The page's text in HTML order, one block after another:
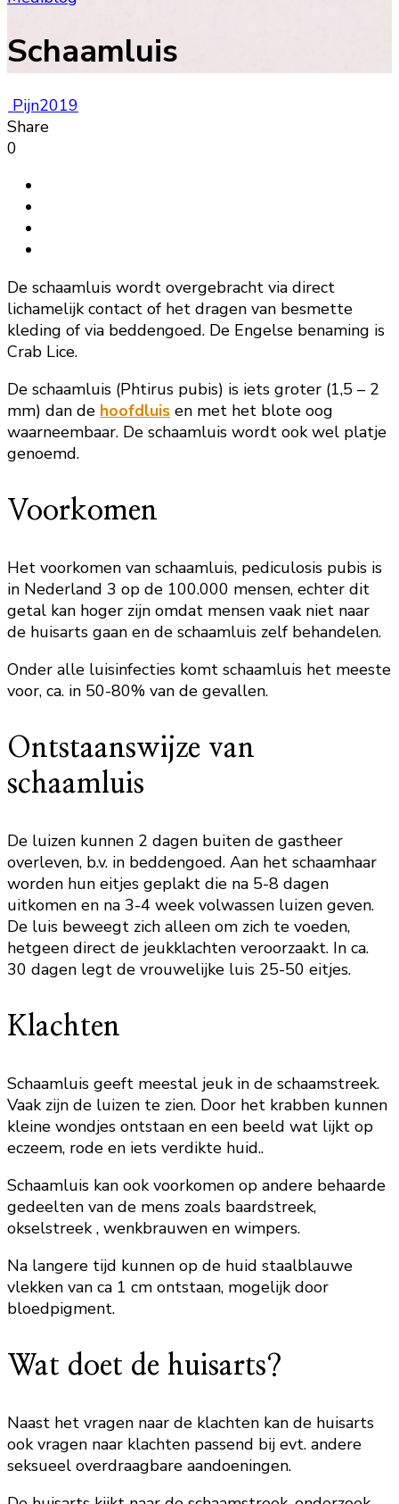
Schaamluis
Pijn2019
Share
0
De schaamluis wordt overgebracht via direct
lichamelijk contact of het dragen van besmette
kleding of via beddengoed. De Engelse benaming is
Crab Lice.
De schaamluis (Phtirus pubis) is iets groter (1,5 – 2
mm) dan de hoofdluis en met het blote oog
waarneembaar. De schaamluis wordt ook wel platje
genoemd.
Voorkomen
Het voorkomen van schaamluis, pediculosis pubis is
in Nederland 3 op de 100.000 mensen, echter dit
getal kan hoger zijn omdat mensen vaak niet naar
de huisarts gaan en de schaamluis zelf behandelen.
Onder alle luisinfecties komt schaamluis het meeste
voor, ca. in 50-80% van de gevallen.
Ontstaanswijze van
schaamluis
De luizen kunnen 2 dagen buiten de gastheer
overleven, b.v. in beddengoed. Aan het schaamhaar
worden hun eitjes geplakt die na 5-8 dagen
uitkomen en na 3-4 week volwassen luizen geven.
De luis beweegt zich alleen om zich te voeden,
hetgeen direct de jeukklachten veroorzaakt. In ca.
30 dagen legt de vrouwelijke luis 25-50 eitjes.
Klachten
Schaamluis geeft meestal jeuk in de schaamstreek.
Vaak zijn de luizen te zien. Door het krabben kunnen
kleine wondjes ontstaan en een beeld wat lijkt op
eczeem, rode en iets verdikte huid..
Schaamluis kan ook voorkomen op andere behaarde
gedeelten van de mens zoals baardstreek,
okselstreek , wenkbrauwen en wimpers.
Na langere tijd kunnen op de huid staalblauwe
vlekken van ca 1 cm ontstaan, mogelijk door
bloedpigment.
Wat doet de huisarts?
Naast het vragen naar de klachten kan de huisarts
ook vragen naar klachten passend bij evt. andere
seksueel overdraagbare aandoeningen.